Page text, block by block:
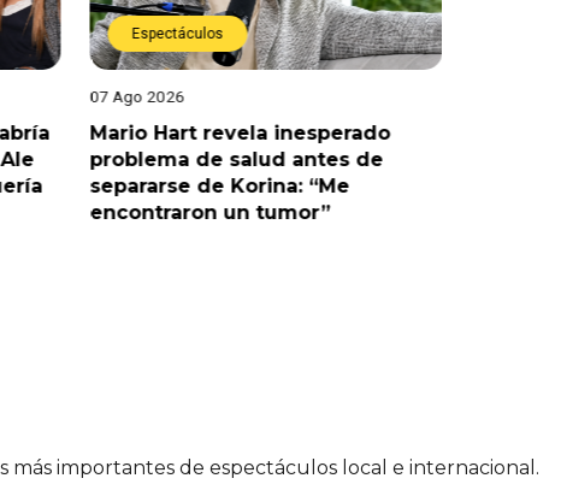
Espectáculos
07 Ago 2026
Mario Hart revela inesperado
problema de salud antes de
separarse de Korina: “Me
encontraron un tumor”
más importantes de espectáculos local e internacional.